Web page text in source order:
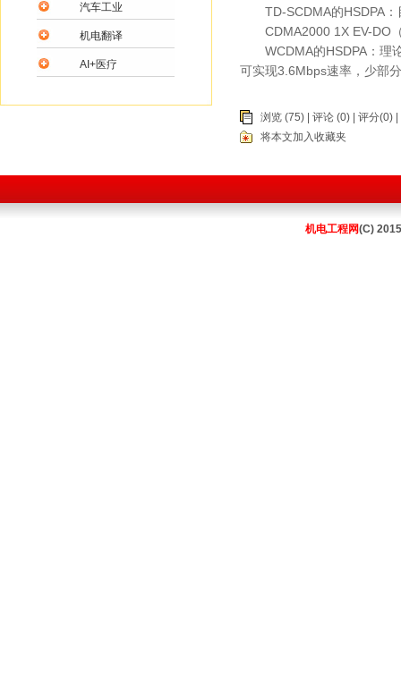
TD-SCDMA的HSDPA：
CDMA2000 1X EV-DO（
WCDMA的HSDPA：理论
可实现3.6Mbps速率，少部
浏览 (75) | 评论 (0) | 评分(0) |
将本文加入收藏夹
汽车工业
机电翻译
AI+医疗
机电工程网(C)